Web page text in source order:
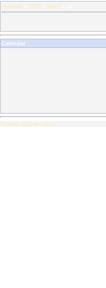
Главная 2016 Март
Calendar
Полная версия сайта